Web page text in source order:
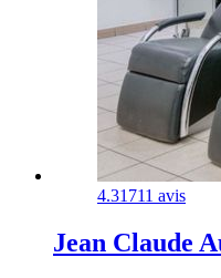
4.31711 avis
Jean Claude